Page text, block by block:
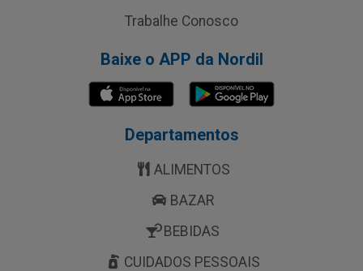
Trabalhe Conosco
Baixe o APP da Nordil
Departamentos
ALIMENTOS
BAZAR
BEBIDAS
CUIDADOS PESSOAIS